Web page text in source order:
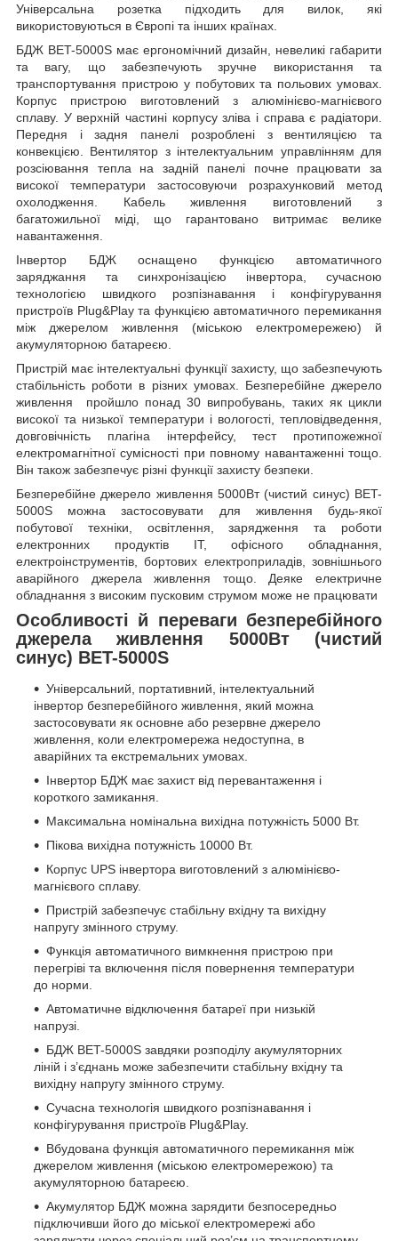
Універсальна розетка підходить для вилок, які
використовуються в Європі та інших країнах.
БДЖ BET-5000S має ергономічний дизайн, невеликі габарити
та вагу, що забезпечують зручне використання та
транспортування пристрою у побутових та польових умовах.
Корпус пристрою виготовлений з алюмінієво-магнієвого
сплаву. У верхній частині корпусу зліва і справа є радіатори.
Передня і задня панелі розроблені з вентиляцією та
конвекцією. Вентилятор з інтелектуальним управлінням для
розсіювання тепла на задній панелі почне працювати за
високої температури застосовуючи розрахунковий метод
охолодження. Кабель живлення виготовлений з
багатожильної міді, що гарантовано витримає велике
навантаження.
Інвертор БДЖ оснащено функцією автоматичного
заряджання та синхронізацією інвертора, сучасною
технологією швидкого розпізнавання і конфігурування
пристроїв Plug&Play та функцією автоматичного перемикання
між джерелом живлення (міською електромережею) й
акумуляторною батареєю.
Пристрій має інтелектуальні функції захисту, що забезпечують
стабільність роботи в різних умовах. Безперебійне джерело
живлення пройшло понад 30 випробувань, таких як цикли
високої та низької температури і вологості, тепловідведення,
довговічність плагіна інтерфейсу, тест протипожежної
електромагнітної сумісності при повному навантаженні тощо.
Він також забезпечує різні функції захисту безпеки.
Безперебійне джерело живлення 5000Вт (чистий синус) BET-
5000S можна застосовувати для живлення будь-якої
побутової техніки, освітлення, зарядження та роботи
електронних продуктів IT, офісного обладнання,
електроінструментів, бортових електроприладів, зовнішнього
аварійного джерела живлення тощо. Деяке електричне
обладнання з високим пусковим струмом може не працювати
Особливості й переваги безперебійного
джерела живлення 5000Вт (чистий
синус) BET-5000S
Універсальний, портативний, інтелектуальний
інвертор безперебійного живлення, який можна
застосовувати як основне або резервне джерело
живлення, коли електромережа недоступна, в
аварійних та екстремальних умовах.
Інвертор БДЖ має захист від перевантаження і
короткого замикання.
Максимальна номінальна вихідна потужність 5000 Вт.
Пікова вихідна потужність 10000 Вт.
Корпус UPS інвертора виготовлений з алюмінієво-
магнієвого сплаву.
Пристрій забезпечує стабільну вхідну та вихідну
напругу змінного струму.
Функція автоматичного вимкнення пристрою при
перегріві та включення після повернення температури
до норми.
Автоматичне відключення батареї при низькій
напрузі.
БДЖ BET-5000S завдяки розподілу акумуляторних
ліній і з’єднань може забезпечити стабільну вхідну та
вихідну напругу змінного струму.
Сучасна технологія швидкого розпізнавання і
конфігурування пристроїв Plug&Play.
Вбудована функція автоматичного перемикання між
джерелом живлення (міською електромережою) та
акумуляторною батареєю.
Акумулятор БДЖ можна зарядити безпосередньо
підключивши його до міської електромережі або